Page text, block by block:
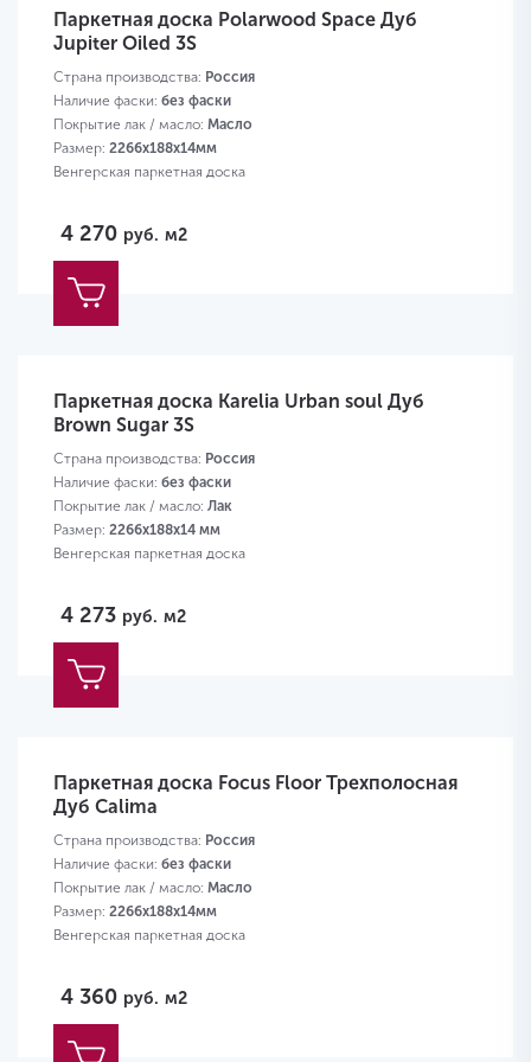
Паркетная доска Polarwood Space Дуб
Jupiter Oiled 3S
Страна производства: Россия
Наличие фаски: без фаски
Покрытие лак / масло: Масло
Размер: 2266х188х14мм
Венгерская паркетная доска
4 270 руб. м2
Паркетная доска Karelia Urban soul Дуб
Brown Sugar 3S
Страна производства: Россия
Наличие фаски: без фаски
Покрытие лак / масло: Лак
Размер: 2266х188х14 мм
Венгерская паркетная доска
4 273 руб. м2
Паркетная доска Focus Floor Трехполосная
Дуб Calima
Страна производства: Россия
Наличие фаски: без фаски
Покрытие лак / масло: Масло
Размер: 2266х188х14мм
Венгерская паркетная доска
4 360 руб. м2